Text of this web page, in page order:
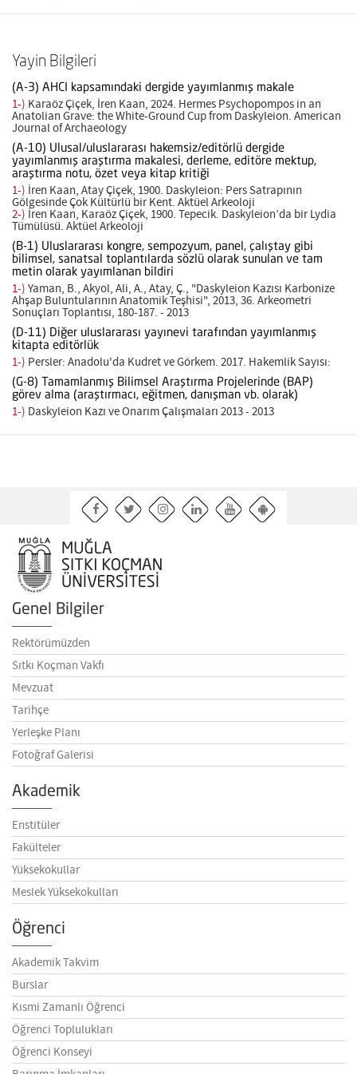
Yayin Bilgileri
(A-3) AHCI kapsamındaki dergide yayımlanmış makale
1-) Karaöz Çiçek, İren Kaan, 2024. Hermes Psychopompos in an
Anatolian Grave: the White-Ground Cup from Daskyleion. American
Journal of Archaeology
(A-10) Ulusal/uluslararası hakemsiz/editörlü dergide
yayımlanmış araştırma makalesi, derleme, editöre mektup,
araştırma notu, özet veya kitap kritiği
1-) İren Kaan, Atay Çiçek, 1900. Daskyleion: Pers Satrapının
Gölgesinde Çok Kültürlü bir Kent. Aktüel Arkeoloji
2-) İren Kaan, Karaöz Çiçek, 1900. Tepecik. Daskyleion’da bir Lydia
Tümülüsü. Aktüel Arkeoloji
(B-1) Uluslararası kongre, sempozyum, panel, çalıştay gibi
bilimsel, sanatsal toplantılarda sözlü olarak sunulan ve tam
metin olarak yayımlanan bildiri
1-) Yaman, B., Akyol, Ali, A., Atay, Ç., "Daskyleion Kazısı Karbonize
Ahşap Buluntularının Anatomik Teşhisi", 2013, 36. Arkeometri
Sonuçları Toplantısı, 180-187. - 2013
(D-11) Diğer uluslararası yayınevi tarafından yayımlanmış
kitapta editörlük
1-) Persler: Anadolu'da Kudret ve Görkem. 2017. Hakemlik Sayısı:
(G-8) Tamamlanmış Bilimsel Araştırma Projelerinde (BAP)
görev alma (araştırmacı, eğitmen, danışman vb. olarak)
1-) Daskyleion Kazı ve Onarım Çalışmaları 2013 - 2013
Genel Bilgiler
Rektörümüzden
Sıtkı Koçman Vakfı
Mevzuat
Tarihçe
Yerleşke Planı
Fotoğraf Galerisi
Akademik
Enstitüler
Fakülteler
Yüksekokullar
Meslek Yüksekokulları
Öğrenci
Akademik Takvim
Burslar
Kısmi Zamanlı Öğrenci
Öğrenci Toplulukları
Öğrenci Konseyi